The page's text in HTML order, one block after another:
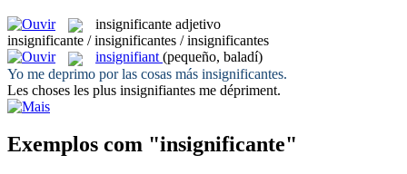
insignificante adjetivo
insignificante / insignificantes / insignificantes
insignifiant (pequeño, baladí)
Yo me deprimo por las cosas más insignificantes.
Les choses les plus insignifiantes me dépriment.
Exemplos com "insignificante"